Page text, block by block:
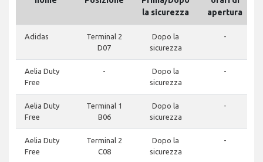
la sicurezza
apertura
Adidas
Terminal 2
D07
Dopo la
sicurezza
-
Aelia Duty
Free
-
Dopo la
sicurezza
-
Aelia Duty
Free
Terminal 1
B06
Dopo la
sicurezza
-
Aelia Duty
Free
Terminal 2
C08
Dopo la
sicurezza
-